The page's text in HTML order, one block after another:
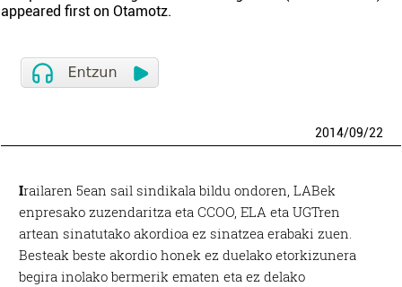
appeared first onOtamotz.
2014/09/22
Irailaren 5ean sail sindikala bildu ondoren, LABek
enpresako zuzendaritza eta CCOO, ELA eta UGTren
artean sinatutako akordioa ez sinatzea erabaki zuen.
Besteak beste akordio honek ez duelako etorkizunera
begira inolako bermerik ematen eta ez delako